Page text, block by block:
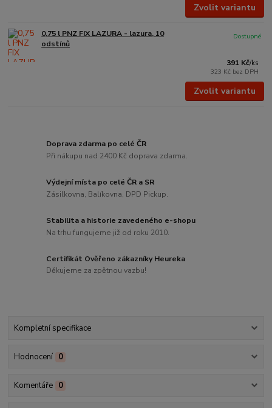
Zvolit variantu
0,75 l PNZ FIX LAZURA - lazura, 10
odstínů
391 Kč/ks
323 Kč bez DPH
Dostupné
Zvolit variantu
Doprava zdarma po celé ČR
Při nákupu nad 2400 Kč doprava zdarma.
Výdejní místa po celé ČR a SR
Zásilkovna, Balíkovna, DPD Pickup.
Stabilita a historie zavedeného e-shopu
Na trhu fungujeme již od roku 2010.
Certifikát Ověřeno zákazníky Heureka
Děkujeme za zpětnou vazbu!
Kompletní specifikace
Hodnocení 0
Komentáře 0